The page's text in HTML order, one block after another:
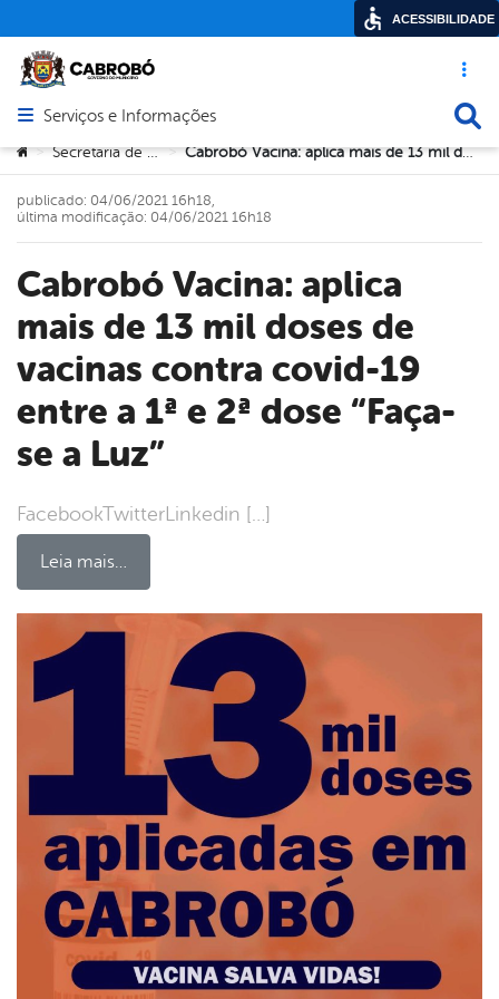
Acesso
Abrir menu principal de navegação
Serviços e Informações
Você está aqui:
> Secretaria de Saúde > Cabrobó Vacina: aplica mais de 13 mil doses de vacinas contra covid-19 entre a 1ª e 2ª dose “Faça-se a Luz”
Cabrobó Vacina: aplica
mais de 13 mil doses de
vacinas contra covid-19
entre a 1ª e 2ª dose “Faça-
se a Luz”
FacebookTwitterLinkedin […]
Leia mais…
publicado: 04/06/2021 16h18,
última modificação: 04/06/2021 16h18
ACESSIBILIDADE